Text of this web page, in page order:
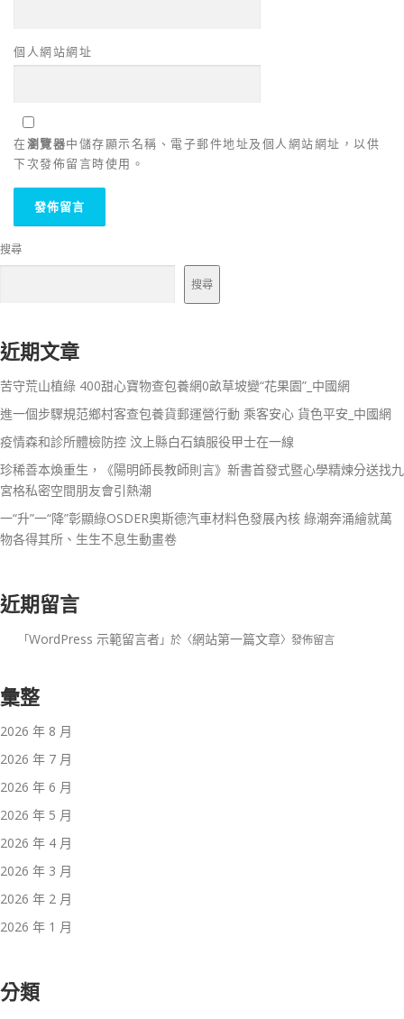
個人網站網址
在瀏覽器中儲存顯示名稱、電子郵件地址及個人網站網址，以供
下次發佈留言時使用。
搜尋
搜尋
近期文章
苦守荒山植綠 400甜心寶物查包養網0畝草坡變“花果園”_中國網
進一個步驟規范鄉村客查包養貨郵運營行動 乘客安心 貨色平安_中國網
疫情森和診所體檢防控 汶上縣白石鎮服役甲士在一線
珍稀善本煥重生，《陽明師長教師則言》新書首發式暨心學精煉分送找九
宮格私密空間朋友會引熱潮
一“升”一“降”彰顯綠OSDER奧斯德汽車材料色發展內核 綠潮奔涌繪就萬
物各得其所、生生不息生動畫卷
近期留言
「WordPress 示範留言者」於〈網站第一篇文章〉發佈留言
彙整
2026 年 8 月
2026 年 7 月
2026 年 6 月
2026 年 5 月
2026 年 4 月
2026 年 3 月
2026 年 2 月
2026 年 1 月
分類